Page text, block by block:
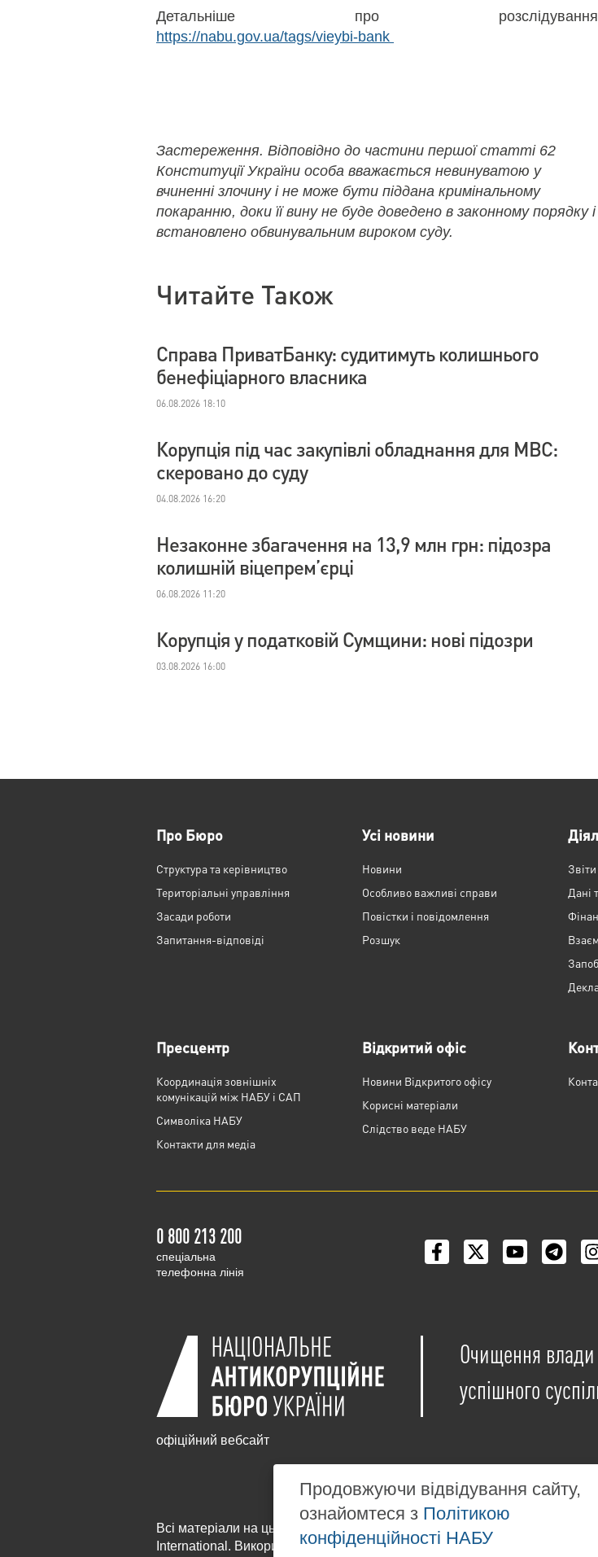
Детальніше про
https://nabu.gov.ua/tags/vieybi-bank
Застереження. Відповідно до частини першої статті 62
Конституції України особа вважається невинуватою у
вчиненні злочину і не може бути піддана кримінальному
покаранню, доки її вину не буде доведено в законному порядку і
встановлено обвинувальним вироком суду.
Читайте Також
Справа ПриватБанку: судитимуть колишнього
бенефіціарного власника
06.08.2026 18:10
Корупція під час закупівлі обладнання для МВС:
скеровано до суду
04.08.2026 16:20
Незаконне збагачення на 13,9 млн грн: підозра
колишній віцепрем’єрці
06.08.2026 11:20
Корупція у податковій Сумщини: нові підозри
03.08.2026 16:00
Про Бюро
Структура та керівництво
Територіальні управління
Засади роботи
Запитання-відповіді
Усі новини
Новини
Особливо важливі справи
Повістки і повідомлення
Розшук
Дані
Пресцентр
Координація зовнішніх
комунікацій між НАБУ і САП
Cимволіка НАБУ
Контакти для медіа
Відкритий офіс
Новини Відкритого офісу
Корисні матеріали
Слідство веде НАБУ
0 800 213 200
cпеціальна
телефонна лінія
офіційний вебсайт
Очищення влади
успішного
Всі матеріали на цьому сайті розміщені на умовах ліцензії
Creative
International . Використання будь-яких матеріалів, розміщених на сайті,
Продовжуючи відвідування сайту,
ознайомтеся з Політикою
конфіденційності НАБУ